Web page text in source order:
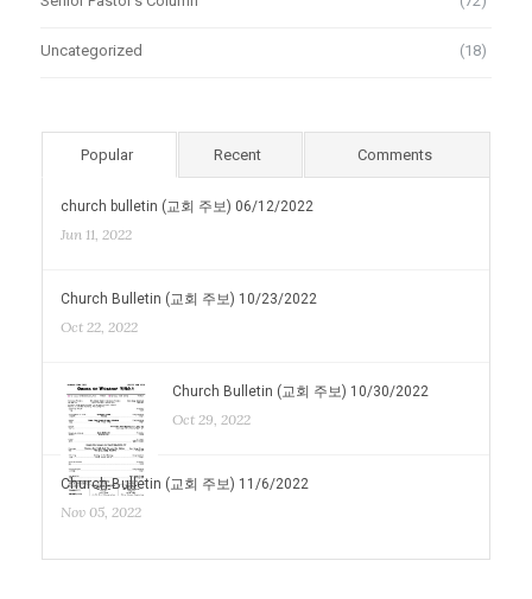
Uncategorized (18)
Popular Recent Comments
church bulletin (교회 주보) 06/12/2022
Jun 11, 2022
Church Bulletin (교회 주보) 10/23/2022
Oct 22, 2022
Church Bulletin (교회 주보) 10/30/2022
Oct 29, 2022
Church Bulletin (교회 주보) 11/6/2022
Nov 05, 2022